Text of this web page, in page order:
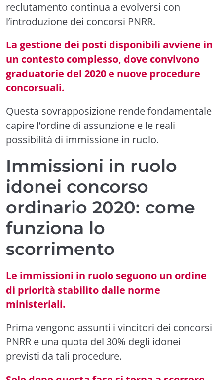
reclutamento continua a evolversi con
l’introduzione dei concorsi PNRR.
La gestione dei posti disponibili avviene in
un contesto complesso, dove convivono
graduatorie del 2020 e nuove procedure
concorsuali.
Questa sovrapposizione rende fondamentale
capire l’ordine di assunzione e le reali
possibilità di immissione in ruolo.
Immissioni in ruolo
idonei concorso
ordinario 2020: come
funziona lo
scorrimento
Le immissioni in ruolo seguono un ordine
di priorità stabilito dalle norme
ministeriali.
Prima vengono assunti i vincitori dei concorsi
PNRR e una quota del 30% degli idonei
previsti da tali procedure.